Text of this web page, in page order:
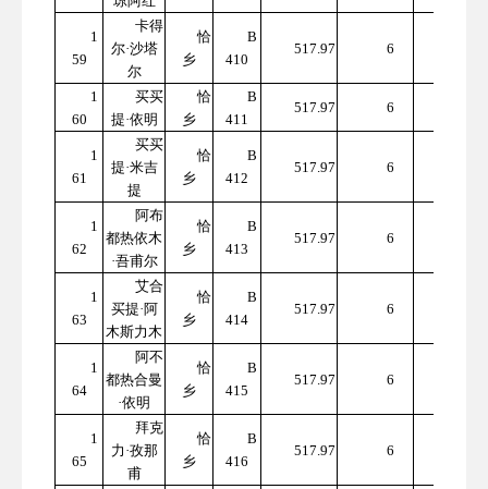
1
59
卡得
尔·沙塔
尔
恰
乡
B
410
517.97 6
1
60
买买
提·依明
恰
乡
B
411
517.97 6
1
61
买买
提·米吉
提
恰
乡
B
412
517.97 6
1
62
阿布
都热依木
·吾甫尔
恰
乡
B
413
517.97 6
1
63
艾合
买提·阿
木斯力木
恰
乡
B
414
517.97 6
1
64
阿不
都热合曼
·依明
恰
乡
B
415
517.97 6
1
65
拜克
力·孜那
甫
恰
乡
B
416
517.97 6